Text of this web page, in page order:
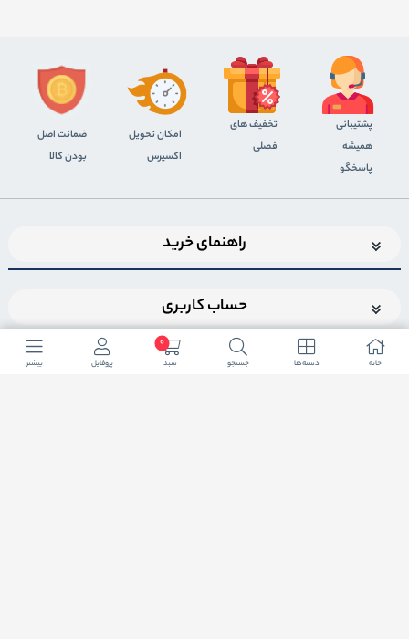
خانه دسته ها جستجو
0
سبد پروفایل بیشتر
پشتیبانی
همیشه
پاسخگو
تخفیف های
فصلی
اﻣﮑﺎن ﺗﺤﻮﯾﻞ
اﮐﺴﭙﺮس
ضمانت اصل
بودن کالا
راهنمای خرید
حساب کاربری